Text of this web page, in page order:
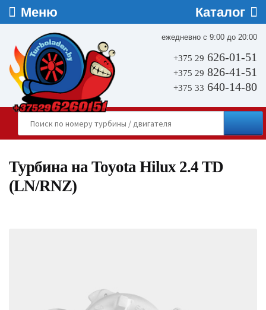
ежедневно с 9:00 до 20:00
+375 29 626-01-51
+375 29 826-41-51
+375 33 640-14-80
Турбина на Toyota Hilux 2.4 TD
(LN/RNZ)